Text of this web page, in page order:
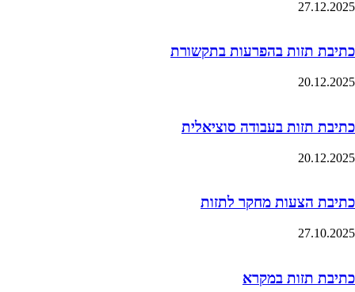
27.12.2025
כתיבת תזות בהפרעות בתקשורת
20.12.2025
כתיבת תזות בעבודה סוציאלית
20.12.2025
כתיבת הצעות מחקר לתזות
27.10.2025
כתיבת תזות במקרא